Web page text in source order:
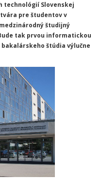
technológií Slovenskej
pre študentov v
študijný
tak prvou informatickou
štúdia výlučne